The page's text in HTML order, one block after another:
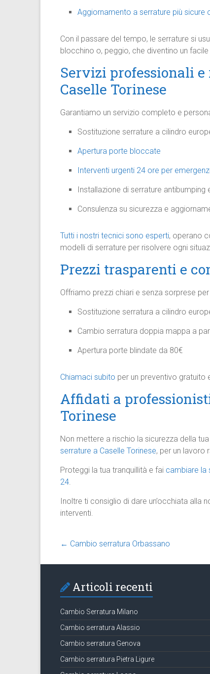
Aggiornamento a serrature più sicure
Con il passare del tempo, le serrature si
blocchino o, peggio, che diventino un
Servizi professionali
Caselle Torinese
Garantiamo un servizio completo e
Sostituzione serrature a cilindro
Apertura porte bloccate
Interventi urgenti 24 ore per
Installazione di serrature antibumping
Consulenza su sicurezza e
Tutti i nostri tecnici sono esperti, operano
modelli di serrature per risolvere ogni
Prezzi trasparenti e
Offriamo prezzi chiari e senza sorprese per
Sostituzione serratura a cilindro
Cambio serratura doppia mappa a
Apertura porte blindate da 80€
Chiamaci subito per un preventivo gratuito
Affidati a
Torinese
Non mettere a rischio la sicurezza della
serrature a Caselle Torinese, per un lavoro
Proteggi la tua tranquillità e fai cambiare la
24.
Inoltre ti consiglio di dare un’occhiata alla
interventi.
← Cambio serratura Orbassano
Articoli recenti
Cambio Serratura Milano
Cambio serratura Alassio
Cambio serratura Genova
Cambio serratura Pietra Ligure